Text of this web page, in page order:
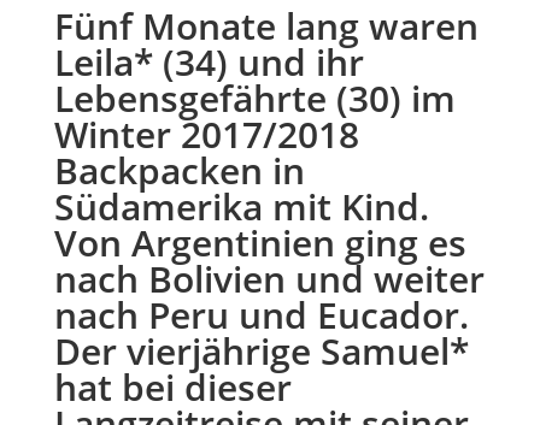
Fünf Monate lang waren
Leila* (34) und ihr
Lebensgefährte (30) im
Winter 2017/2018
Backpacken in
Südamerika mit Kind.
Von Argentinien ging es
nach Bolivien und weiter
nach Peru und Eucador.
Der vierjährige Samuel*
hat bei dieser